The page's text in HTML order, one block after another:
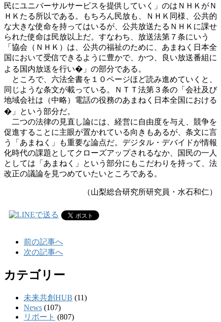
民にユニバーサルサービスを提供していく」のはＮＨＫがＮ
ＨＫたる所以である。もちろん民放も、ＮＨＫ同様、公共的
な大きな使命を持ってはいるが、公共放送たるＮＨＫに課せ
られた使命は民放以上だ。すなわち、放送法第７条にいう
「協会（ＮＨＫ）は、公共の福祉のために、あまねく日本全
国において受信できるように豊かで、かつ、良い放送番組に
よる国内放送を行い�」の部分である。
ところで、六法全書を１０ページほど読み進めていくと、
同じような条文が載っている。ＮＴＴ法第３条の「会社及び
地域会社は（中略）電話の役務のあまねく日本全国における
�」という部分だ。
二つの法律の見直し論には、経営に自由度を与え、競争を
促進することに主眼が置かれている向きもあるが、条文に言
う「あまねく」も重要な論点だ。デジタル・デバイドが情報
化時代の課題としてクローズアップされるなか、国民の一人
としては「あまねく」という部分にもこだわりを持って、法
改正の議論を見つめていたいところである。
（山梨総合研究所研究員・水石和仁）
前の記事へ
次の記事へ
カテゴリー
未来共創HUB (11)
News (107)
リポート (807)